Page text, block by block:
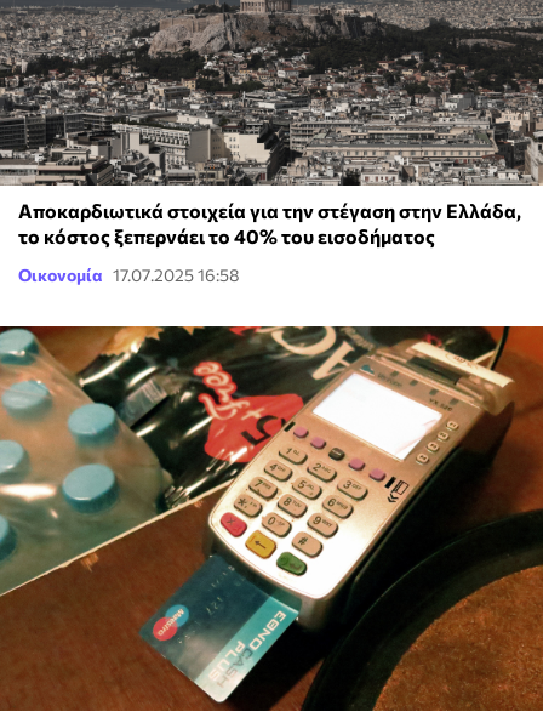
Αποκαρδιωτικά στοιχεία για την στέγαση στην Ελλάδα,
το κόστος ξεπερνάει το 40% του εισοδήματος
Οικονομία 17.07.2025 16:58